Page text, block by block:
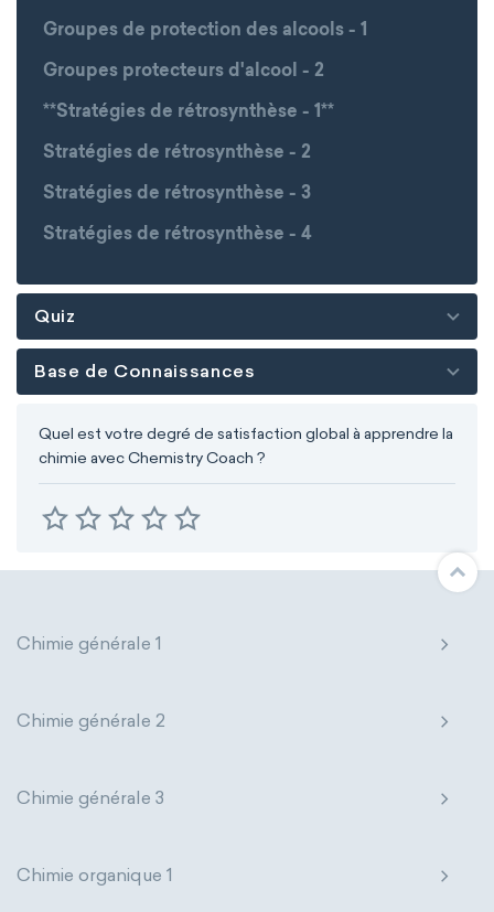
Groupes de protection des alcools - 1
Groupes protecteurs d'alcool - 2
**Stratégies de rétrosynthèse - 1**
Stratégies de rétrosynthèse - 2
Stratégies de rétrosynthèse - 3
Stratégies de rétrosynthèse - 4
Quiz
Base de Connaissances
Quel est votre degré de satisfaction global à apprendre la
chimie avec Chemistry Coach ?
Chimie générale 1
Chimie générale 2
Chimie générale 3
Chimie organique 1